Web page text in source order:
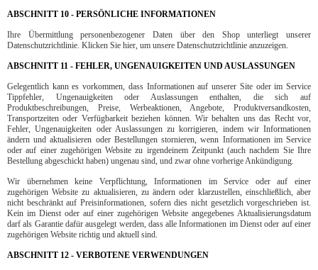
ABSCHNITT 10 - PERSÖNLICHE INFORMATIONEN
Ihre Übermittlung personenbezogener Daten über den Shop unterliegt unserer
Datenschutzrichtlinie. Klicken Sie hier, um unsere Datenschutzrichtlinie anzuzeigen.
ABSCHNITT 11 - FEHLER, UNGENAUIGKEITEN UND AUSLASSUNGEN
Gelegentlich kann es vorkommen, dass Informationen auf unserer Site oder im Service
Tippfehler, Ungenauigkeiten oder Auslassungen enthalten, die sich auf
Produktbeschreibungen, Preise, Werbeaktionen, Angebote, Produktversandkosten,
Transportzeiten oder Verfügbarkeit beziehen können. Wir behalten uns das Recht vor,
Fehler, Ungenauigkeiten oder Auslassungen zu korrigieren, indem wir Informationen
ändern und aktualisieren oder Bestellungen stornieren, wenn Informationen im Service
oder auf einer zugehörigen Website zu irgendeinem Zeitpunkt (auch nachdem Sie Ihre
Bestellung abgeschickt haben) ungenau sind, und zwar ohne vorherige Ankündigung.
Wir übernehmen keine Verpflichtung, Informationen im Service oder auf einer
zugehörigen Website zu aktualisieren, zu ändern oder klarzustellen, einschließlich, aber
nicht beschränkt auf Preisinformationen, sofern dies nicht gesetzlich vorgeschrieben ist.
Kein im Dienst oder auf einer zugehörigen Website angegebenes Aktualisierungsdatum
darf als Garantie dafür ausgelegt werden, dass alle Informationen im Dienst oder auf einer
zugehörigen Website richtig und aktuell sind.
ABSCHNITT 12 - VERBOTENE VERWENDUNGEN